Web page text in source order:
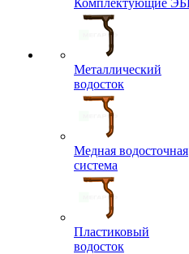
Комплектующие
Металлический
водосток
Медная водосточная
система
Пластиковый
водосток